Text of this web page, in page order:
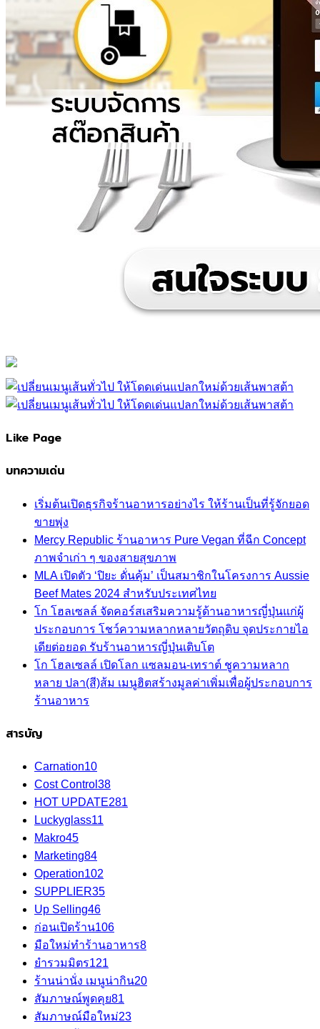
Like Page
บทความเด่น
เริ่มต้นเปิดธุรกิจร้านอาหารอย่างไร ให้ร้านเป็นที่รู้จักยอด
ขายพุ่ง
Mercy Republic ร้านอาหาร Pure Vegan ที่ฉีก Concept
ภาพจำเก่า ๆ ของสายสุขภาพ
MLA เปิดตัว ‘ปิยะ ดั่นคุ้ม’ เป็นสมาชิกในโครงการ Aussie
Beef Mates 2024 สำหรับประเทศไทย
โก โฮลเซลล์ จัดคอร์สเสริมความรู้ด้านอาหารญี่ปุ่นแก่ผู้
ประกอบการ โชว์ความหลากหลายวัตถุดิบ จุดประกายไอ
เดียต่อยอด รับร้านอาหารญี่ปุ่นเติบโต
โก โฮลเซลล์ เปิดโลก แซลมอน-เทราต์ ชูความหลาก
หลาย ปลา(สี)ส้ม เมนูฮิตสร้างมูลค่าเพิ่มเพื่อผู้ประกอบการ
ร้านอาหาร
สารบัญ
Carnation10
Cost Control 38
HOT UPDATE281
Luckyglass11
Makro45
Marketing84
Operation102
SUPPLIER35
Up Selling46
ก่อนเปิดร้าน106
มือใหม่ทำร้านอาหาร8
ยำรวมมิตร121
ร้านน่านั่ง เมนูน่ากิน20
สัมภาษณ์พูดคุย81
สัมภาษณ์มือใหม่23